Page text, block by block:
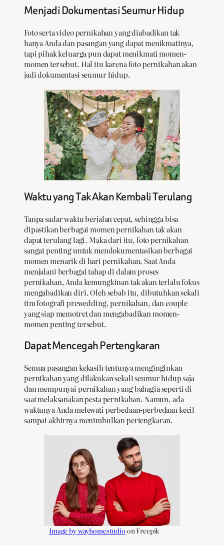
Menjadi Dokumentasi Seumur Hidup
Foto serta video pernikahan yang diabadikan tak
hanya Anda dan pasangan yang dapat menikmatinya,
tapi pihak keluarga pun dapat menikmati momen-
momen tersebut. Hal itu karena foto pernikahan akan
jadi dokumentasi seumur hidup.
Waktu yang Tak Akan Kembali Terulang
Tanpa sadar waktu berjalan cepat, sehingga bisa
dipastikan berbagai momen pernikahan tak akan
dapat terulang lagi. Maka dari itu, foto pernikahan
sangat penting untuk mendokumentasikan berbagai
momen menarik di hari pernikahan. Saat Anda
menjalani berbagai tahap di dalam proses
pernikahan, Anda kemungkinan tak akan terlalu fokus
mengabadikan diri. Oleh sebab itu, dibutuhkan sekali
tim fotografi prewedding, pernikahan, dan couple
yang siap memotret dan mengabadikan momen-
momen penting tersebut.
Dapat Mencegah Pertengkaran
Semua pasangan kekasih tentunya menginginkan
pernikahan yang dilakukan sekali seumur hidup saja
dan mempunyai pernikahan yang bahagia seperti di
saat melaksanakan pesta pernikahan. Namun, ada
waktunya Anda melewati perbedaan-perbedaan kecil
sampai akhirnya menimbulkan pertengkaran.
Image by wayhomestudio on Freepik